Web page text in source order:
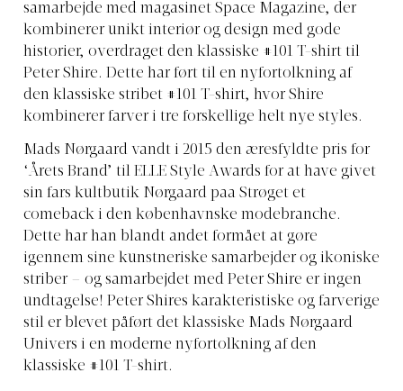
samarbejde med magasinet Space Magazine, der
kombinerer unikt interiør og design med gode
historier, overdraget den klassiske #101 T-shirt til
Peter Shire. Dette har ført til en nyfortolkning af
den klassiske stribet #101 T-shirt, hvor Shire
kombinerer farver i tre forskellige helt nye styles.
Mads Nørgaard vandt i 2015 den æresfyldte pris for
‘Årets Brand’ til ELLE Style Awards for at have givet
sin fars kultbutik Nørgaard paa Strøget et
comeback i den københavnske modebranche.
Dette har han blandt andet formået at gøre
igennem sine kunstneriske samarbejder og ikoniske
striber – og samarbejdet med Peter Shire er ingen
undtagelse! Peter Shires karakteristiske og farverige
stil er blevet påført det klassiske Mads Nørgaard
Univers i en moderne nyfortolkning af den
klassiske #101 T-shirt.